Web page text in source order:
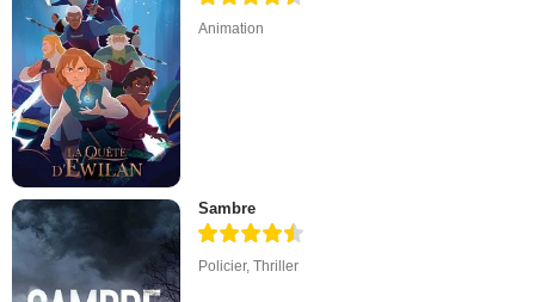
Animation
Sambre
Policier,Thriller